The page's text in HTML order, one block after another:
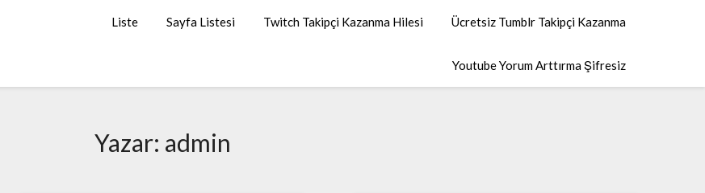
Liste Sayfa Listesi Twitch Takipçi Kazanma Hilesi Ücretsiz Tumblr Takipçi Kazanma
Youtube Yorum Arttırma Şifresiz
Yazar: admin